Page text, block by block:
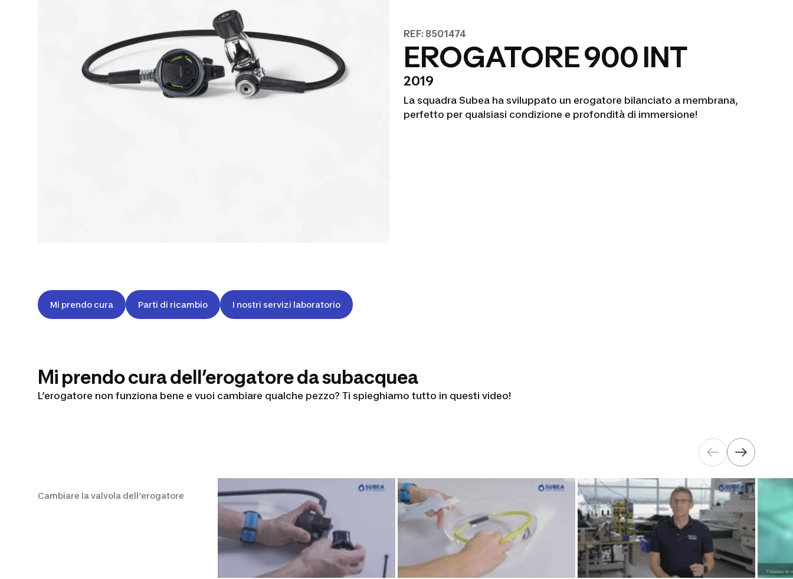
REF: 8501474
EROGATORE 900 INT
2019
La squadra Subea ha sviluppato un erogatore bilanciato a membrana,
perfetto per qualsiasi condizione e profondità di immersione!
Mi prendo cura Parti di ricambio I nostri servizi laboratorio
Mi prendo cura dell’erogatore da subacquea
L’erogatore non funziona bene e vuoi cambiare qualche pezzo? Ti spieghiamo tutto in questi video!
Cambiare la valvola dell’erogatore